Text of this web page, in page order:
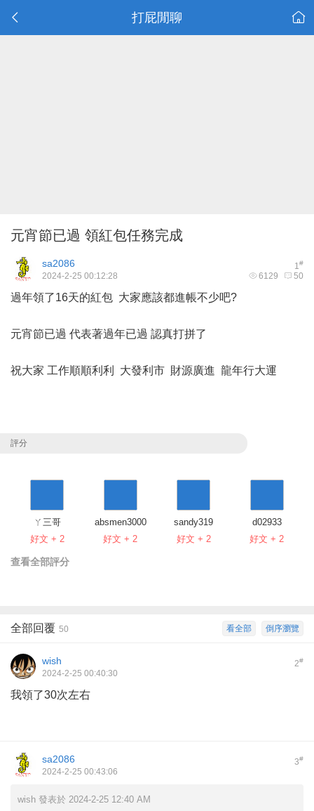
打屁閒聊
元宵節已過 領紅包任務完成
1#
sa2086
6129 50
2024-2-25 00:12:28
過年領了16天的紅包 大家應該都進帳不少吧?
元宵節已過 代表著過年已過 認真打拼了
祝大家 工作順順利利 大發利市 財源廣進 龍年行大運
評分
ㄚ三哥
好文 + 2
absmen3000
好文 + 2
sandy319
好文 + 2
d02933
好文 + 2
查看全部評分
倒序瀏覽
看全部
全部回覆 50
2#
wish
2024-2-25 00:40:30
我領了30次左右
3#
sa2086
2024-2-25 00:43:06
wish 發表於 2024-2-25 12:40 AM